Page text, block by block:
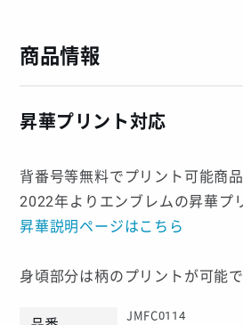
商品情報
昇華プリント対応
背番号等無料でプリント可能商
2022年よりエンブレムの昇華プ
昇華説明ページはこちら
身頃部分は柄のプリントが可能
JMFC0114